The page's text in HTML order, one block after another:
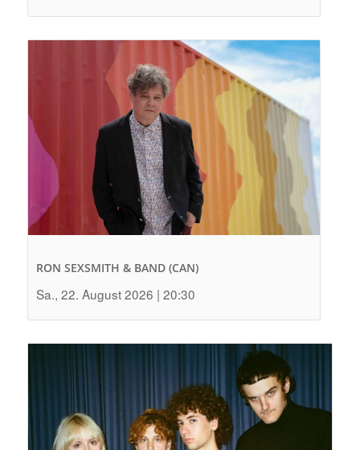
RON SEXSMITH & BAND (CAN)
Sa., 22. August 2026 | 20:30